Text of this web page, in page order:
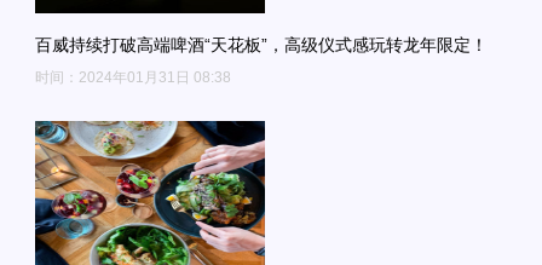
百威持续打破高端啤酒“天花板”，高级仪式感玩转龙年限定！
时间：2024年01月31日 08:38